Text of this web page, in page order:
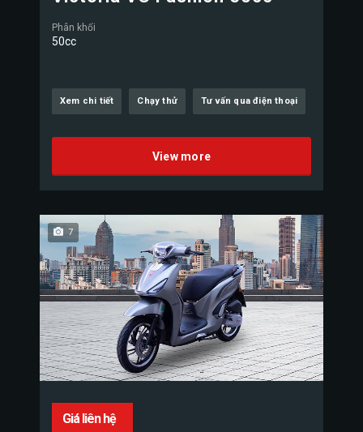
Phân khối
50cc
Xem chi tiết Chạy thử Tư vấn qua điện thoại
View more
7
Giá liên hệ